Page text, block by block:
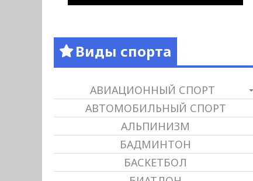
Виды спорта
АВИАЦИОННЫЙ СПОРТ
АВТОМОБИЛЬНЫЙ СПОРТ
АЛЬПИНИЗМ
БАДМИНТОН
БАСКЕТБОЛ